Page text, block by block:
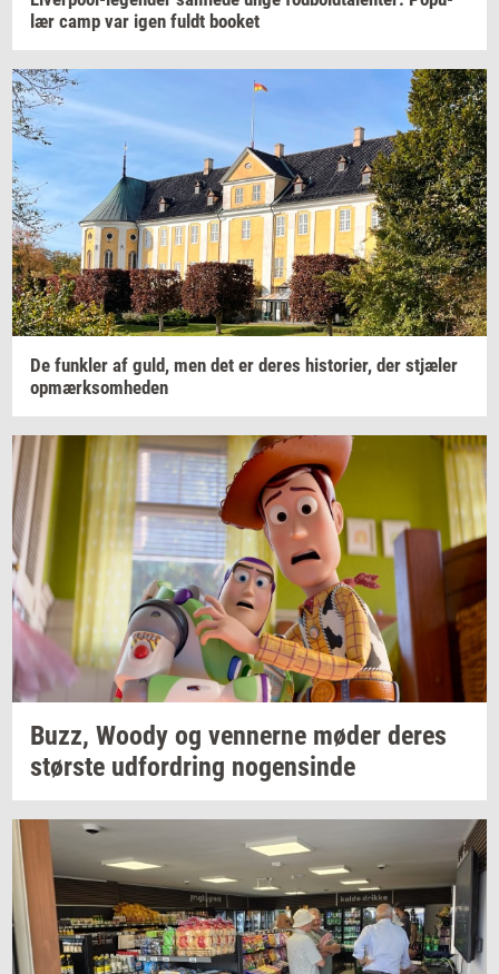
lær camp var igen fuldt boo­k­et
De funk­ler af guld, men det er deres hi­sto­ri­er, der stjæ­ler
op­mærk­som­he­den
Buzz, Woody og ven­ner­ne møder deres
stør­ste ud­for­dring no­gen­sin­de